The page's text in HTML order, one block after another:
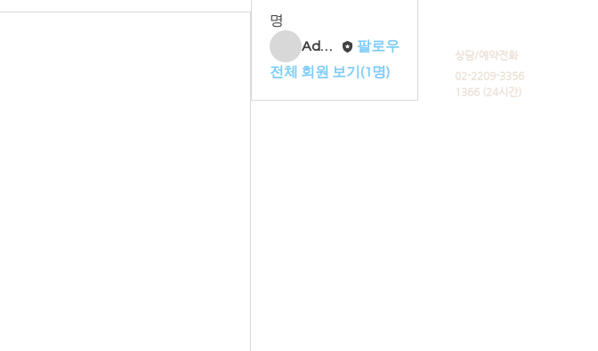
​상담/예약전화
02-2209-3356
1366 (24시간)
명
Admin
팔로우
전체 회원 보기(1명)